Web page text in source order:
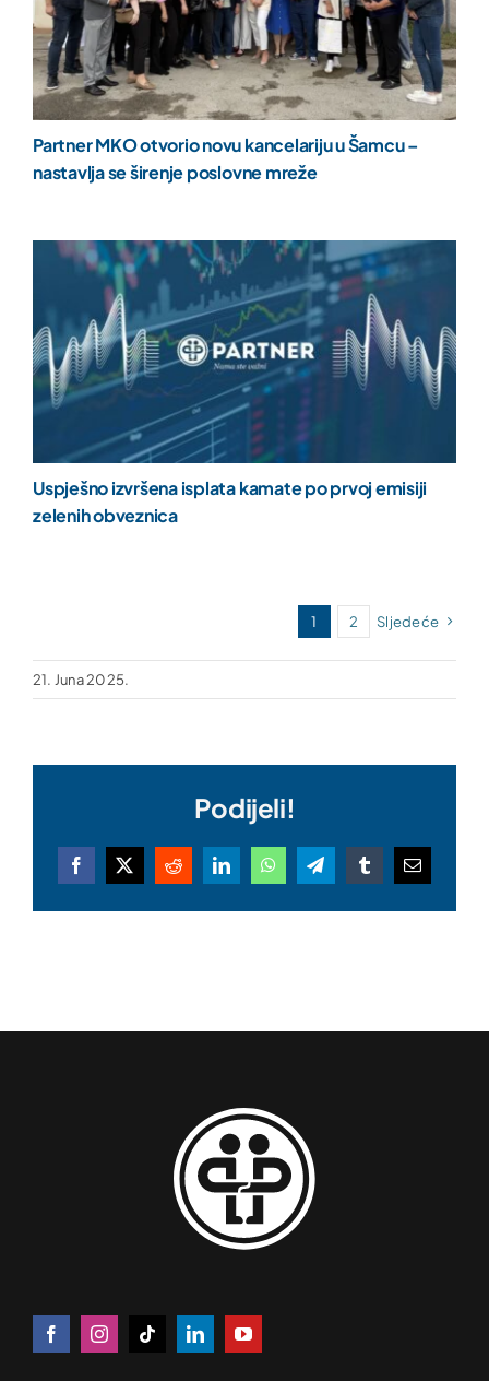
Partner MKO otvorio novu kancelariju u Šamcu –
nastavlja se širenje poslovne mreže
Uspješno izvršena isplata kamate po prvoj emisiji
zelenih obveznica
1 2 Sljedeće
21. Juna 2025.
Podijeli!
Facebook
X RedditLinkedInWhatsAppTelegramTumblrEmail